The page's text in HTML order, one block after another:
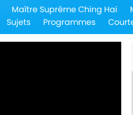
Maître Suprême Ching Hai
Sujets
Programmes